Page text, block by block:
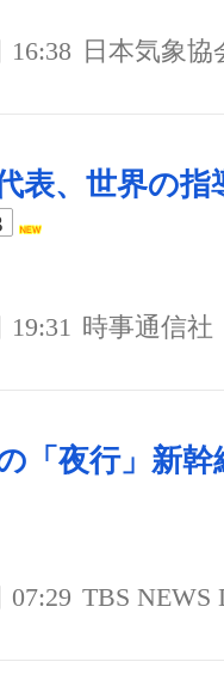
16:38 日本気象協
表、世界の指
19:31 時事通信社
「夜行」新幹
07:29 TBS NEWS